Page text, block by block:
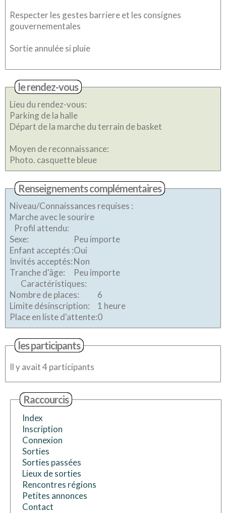
Respecter les gestes barriere et les consignes
gouvernementales
Sortie annulée si pluie
le rendez-vous
Lieu du rendez-vous:
Parking de la halle
Départ de la marche du terrain de basket
Moyen de reconnaissance:
Photo. casquette bleue
Renseignements complémentaires
Niveau/Connaissances requises :
Marche avec le sourire
Profil attendu:
Sexe:
Peu importe
Enfant acceptés :Oui
Invités acceptés:Non
Tranche d'âge:
Peu importe
Caractéristiques:
Nombre de places:
6
Limite désinscription:
1 heure
Place en liste d'attente:0
les participants
Il y avait 4 participants
Raccourcis
Index
Inscription
Connexion
Sorties
Sorties passées
Lieux de sorties
Rencontres régions
Petites annonces
Contact